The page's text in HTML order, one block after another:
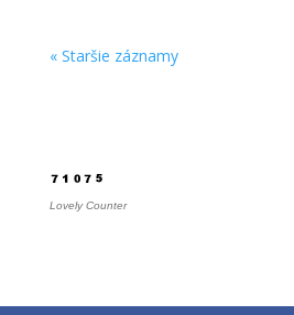
« Staršie záznamy
Lovely Counter